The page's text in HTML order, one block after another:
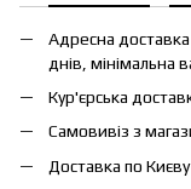
Адресна
днів, мінімальна
Кур'єрська
Самовивіз з
Доставка по Києву